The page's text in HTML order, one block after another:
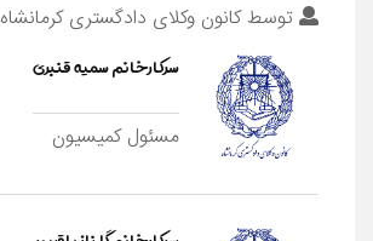
توسطکانون وکلای دادگستری کرمانشاه
سرکارخانم سمیه قنبری
مسئول کمیسیون